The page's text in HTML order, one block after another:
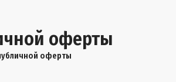
оферты
оферты